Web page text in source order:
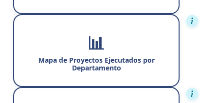
📊
Mapa de Proyectos Ejecutados por
Departamento